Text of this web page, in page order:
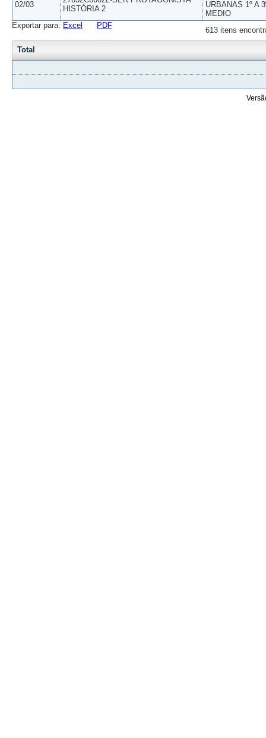
02/03
HISTÓRIA 2
URBANAS 1º A
MEDIO
613 itens
Exportar para: Excel PDF
Total